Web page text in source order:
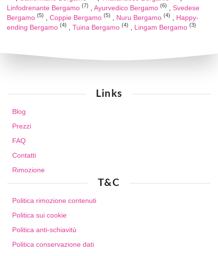
Linfodrenante Bergamo (7) Ayurvedico Bergamo (6)
Svedese
Bergamo (5) Coppie Bergamo (5) Nuru Bergamo (4)
Happy-
ending Bergamo (4) Tuina Bergamo (4) Lingam Bergamo (3)
Links
Blog
Prezzi
FAQ
Contatti
Rimozione
T&C
Politica rimozione contenuti
Politica sui cookie
Politica anti-schiavitù
Politica conservazione dati